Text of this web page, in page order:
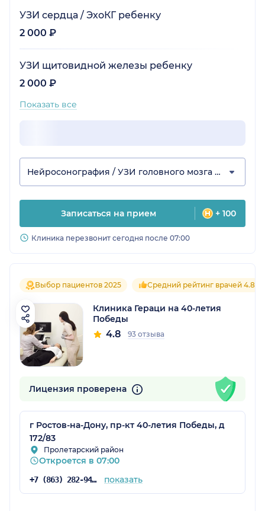
УЗИ сердца / ЭхоКГ ребенку
2 000 ₽
УЗИ щитовидной железы ребенку
2 000 ₽
Показать все
Нейросонография / УЗИ головного мозга ребенку
Записаться на прием + 100
Клиника перезвонит сегодня после 07:00
Выбор пациентов 2025 Средний рейтинг врачей 4.8
Клиника Гераци на 40-летия
Победы
4.8 93 отзыва
Лицензия проверена
г Ростов-на-Дону, пр-кт 40-летия Победы, д
172/83
Пролетарский район
Откроется в 07:00
+7 (863) 282-94-43 показать